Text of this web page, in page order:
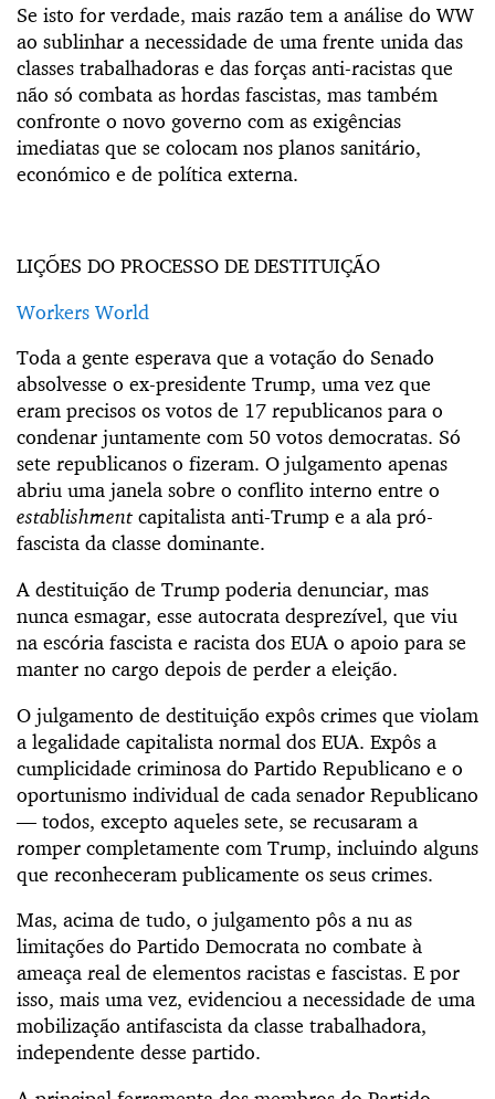
Se isto for verdade, mais razão tem a análise do WW
ao sublinhar a necessidade de uma frente unida das
classes trabalhadoras e das forças anti-racistas que
não só combata as hordas fascistas, mas também
confronte o novo governo com as exigências
imediatas que se colocam nos planos sanitário,
económico e de política externa.
LIÇÕES DO PROCESSO DE DESTITUIÇÃO
Workers World
Toda a gente esperava que a votação do Senado
absolvesse o ex-presidente Trump, uma vez que
eram precisos os votos de 17 republicanos para o
condenar juntamente com 50 votos democratas. Só
sete republicanos o fizeram. O julgamento apenas
abriu uma janela sobre o conflito interno entre o
establishment capitalista anti-Trump e a ala pró-
fascista da classe dominante.
A destituição de Trump poderia denunciar, mas
nunca esmagar, esse autocrata desprezível, que viu
na escória fascista e racista dos EUA o apoio para se
manter no cargo depois de perder a eleição.
O julgamento de destituição expôs crimes que violam
a legalidade capitalista normal dos EUA. Expôs a
cumplicidade criminosa do Partido Republicano e o
oportunismo individual de cada senador Republicano
— todos, excepto aqueles sete, se recusaram a
romper completamente com Trump, incluindo alguns
que reconheceram publicamente os seus crimes.
Mas, acima de tudo, o julgamento pôs a nu as
limitações do Partido Democrata no combate à
ameaça real de elementos racistas e fascistas. E por
isso, mais uma vez, evidenciou a necessidade de uma
mobilização antifascista da classe trabalhadora,
independente desse partido.